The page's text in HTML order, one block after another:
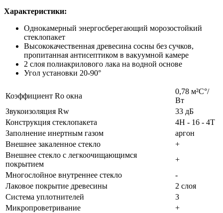
Характеристики:
Однокамерный энергосберегающий морозостойкий
стеклопакет
Высококачественная древесина сосны без сучков,
пропитанная антисептиком в вакуумной камере
2 слоя полиакрилового лака на водной основе
Угол установки 20-90°
Коэффициент Rо окна
0,78 м²С°/
Вт
Звукоизоляция Rw
33 дБ
Конструкция стеклопакета
4H - 16 - 4T
Заполнение инертным газом
аргон
Внешнее закаленное стекло
+
Внешнее стекло с легкоочищающимся
покрытием
+
Многослойное внутреннее стекло
-
Лаковое покрытие древесины
2 слоя
Система уплотнителей
3
Микропроветривание
+